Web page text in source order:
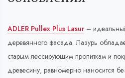
ADLER Pullex Plus Lasur –
деревянного фасада. Лазурь
старым лессирующим пропиткам и
древесину, равномерно наносится